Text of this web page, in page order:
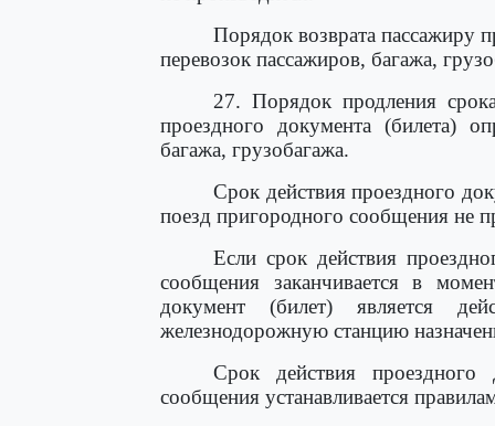
Порядок возврата пассажиру
перевозок пассажиров, багажа,
27. Порядок продления
проездного документа (билета)
багажа, грузобагажа.
Срок действия проездного
поезд пригородного сообщения не
Если срок действия
сообщения заканчивается в
документ (билет) является
железнодорожную станцию
Срок действия проездного
сообщения устанавливается